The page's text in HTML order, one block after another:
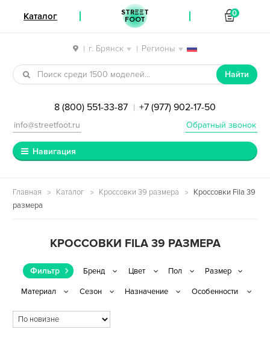
| г. Брянск | Регионы
Перейти к навигации
Перейти к содержимому
Найти
8 (800) 551-33-87 | +7 (977) 902-17-50
Обратный звонок
info@streetfoot.ru
Навигация
Главная Каталог Кроссовки 39 размера
Кроссовки Fila 39
размера
КРОССОВКИ FILA 39 РАЗМЕРА
Фильтр
Каталог STREET
FOOT
0